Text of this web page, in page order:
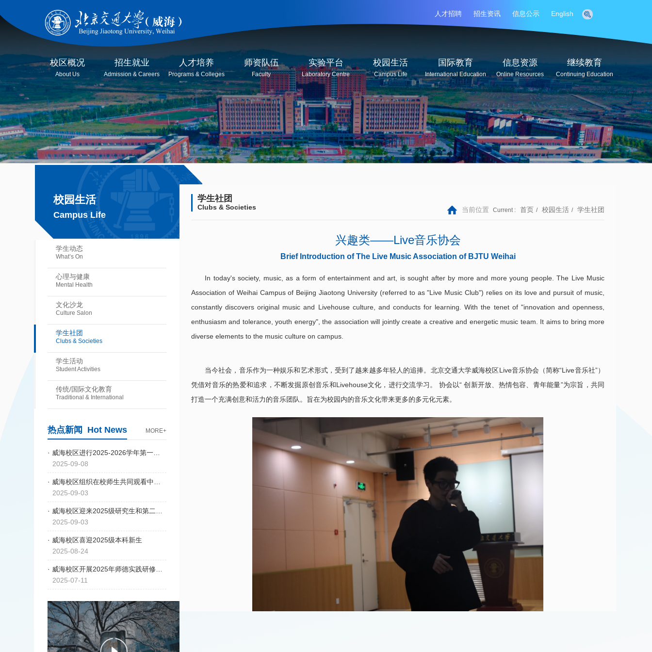
人才招聘 招生资讯 信息公示 English
校区概况
About Us
招生就业
Admission & Careers
人才培养
Programs & Colleges
师资队伍
Faculty
实验平台
Laboratory Centre
校园生活
Campus Life
国际教育
International Education
信息资源
Online Resources
继续教育
Continuing Education
校园生活
Campus Life
学生动态
What’s On
心理与健康
Mental Health
文化沙龙
Culture Salon
学生社团
Clubs & Societies
学生活动
Student Activities
传统/国际文化教育
Traditional & International
热点新闻 Hot News MORE+
2025-09-08
2025-09-03
2025-09-03
· 威海校区喜迎2025级本科新生
2025-08-24
2025-07-11
学生社团
Clubs & Societies 当前位置 Current : 首页 / 校园生活 / 学生社团
兴趣类——Live音乐协会
Brief Introduction of The Live Music Association of BJTU Weihai
In today's society, music, as a form of entertainment and art, is sought after by more and more young people. The Live Music
Association of Weihai Campus of Beijing Jiaotong University (referred to as "Live Music Club") relies on its love and pursuit of music,
constantly discovers original music and Livehouse culture, and conducts for learning. With the tenet of "innovation and openness,
enthusiasm and tolerance, youth energy", the association will jointly create a creative and energetic music team. It aims to bring more
diverse elements to the music culture on campus.
当今社会，音乐作为一种娱乐和艺术形式，受到了越来越多年轻人的追捧。北京交通大学威海校区Live音乐协会（简称“Live音乐社”）
凭借对音乐的热爱和追求，不断发掘原创音乐和Livehouse文化，进行交流学习。 协会以“ 创新开放、热情包容、青年能量”为宗旨，共同
打造一个充满创意和活力的音乐团队。旨在为校园内的音乐文化带来更多的多元化元素。